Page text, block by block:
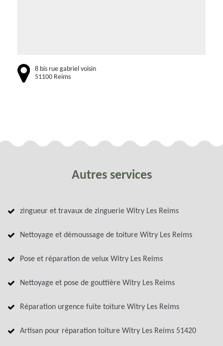
8 bis rue gabriel voisin
51100 Reims
Autres services
zingueur et travaux de zinguerie Witry Les Reims
Nettoyage et démoussage de toiture Witry Les Reims
Pose et réparation de velux Witry Les Reims
Nettoyage et pose de gouttière Witry Les Reims
Réparation urgence fuite toiture Witry Les Reims
Artisan pour réparation toiture Witry Les Reims 51420